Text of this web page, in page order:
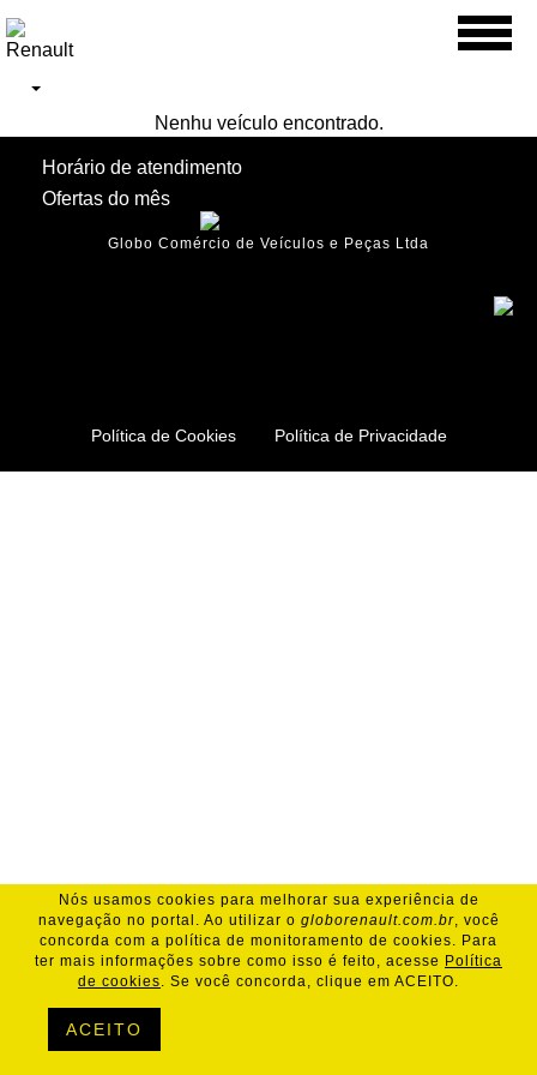
Nenhu veículo encontrado.
Horário de atendimento
Ofertas do mês
Globo Comércio de Veículos e Peças Ltda
Política de Cookies Política de Privacidade
Nós usamos cookies para melhorar sua experiência de
navegação no portal. Ao utilizar o globorenault.com.br, você
concorda com a política de monitoramento de cookies. Para
ter mais informações sobre como isso é feito, acesse Política
de cookies. Se você concorda, clique em ACEITO.
ACEITO